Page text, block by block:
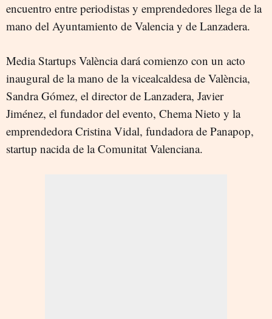
encuentro entre periodistas y emprendedores llega de la
mano del Ayuntamiento de Valencia y de Lanzadera.
Media Startups València dará comienzo con un acto
inaugural de la mano de la vicealcaldesa de València,
Sandra Gómez, el director de Lanzadera, Javier
Jiménez, el fundador del evento, Chema Nieto y la
emprendedora Cristina Vidal, fundadora de Panapop,
startup nacida de la Comunitat Valenciana.